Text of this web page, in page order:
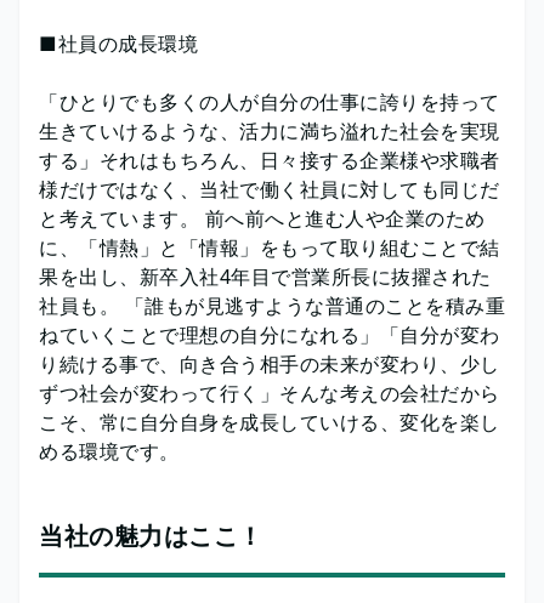
■社員の成長環境
「ひとりでも多くの人が自分の仕事に誇りを持って
生きていけるような、活力に満ち溢れた社会を実現
する」それはもちろん、日々接する企業様や求職者
様だけではなく、当社で働く社員に対しても同じだ
と考えています。 前へ前へと進む人や企業のため
に、「情熱」と「情報」をもって取り組むことで結
果を出し、新卒入社4年目で営業所長に抜擢された
社員も。 「誰もが見逃すような普通のことを積み重
ねていくことで理想の自分になれる」「自分が変わ
り続ける事で、向き合う相手の未来が変わり、少し
ずつ社会が変わって行く」そんな考えの会社だから
こそ、常に自分自身を成長していける、変化を楽し
める環境です。
当社の魅力はここ！